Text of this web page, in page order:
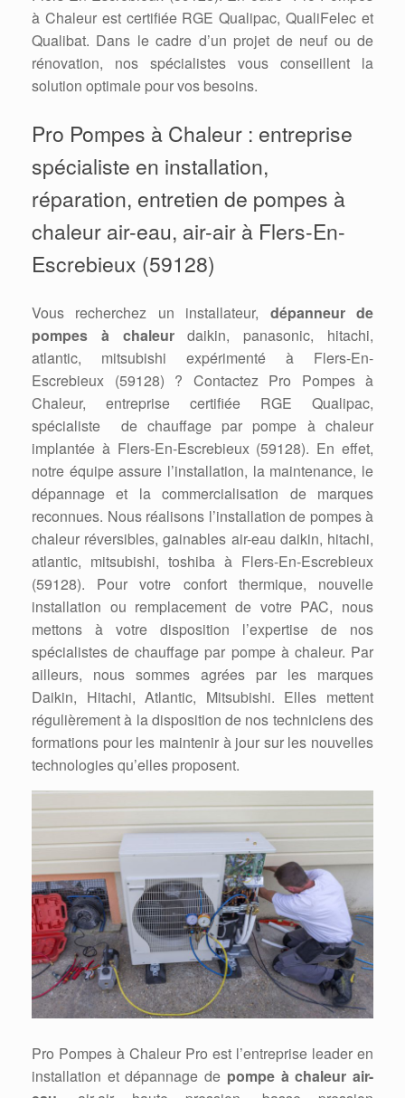
à Chaleur est certifiée RGE Qualipac, QualiFelec et
Qualibat. Dans le cadre d’un projet de neuf ou de
rénovation, nos spécialistes vous conseillent la
solution optimale pour vos besoins.
Pro Pompes à Chaleur : entreprise
spécialiste en installation,
réparation, entretien de pompes à
chaleur air-eau, air-air à Flers-En-
Escrebieux (59128)
Vous recherchez un installateur, dépanneur de
pompes à chaleurdaikin, panasonic, hitachi,
atlantic, mitsubishi expérimenté à Flers-En-
Escrebieux (59128) ? Contactez Pro Pompes à
Chaleur, entreprise certifiée RGE Qualipac,
spécialiste de chauffage par pompe à chaleur
implantée à Flers-En-Escrebieux (59128). En effet,
notre équipe assure l’installation, la maintenance, le
dépannage et la commercialisation de marques
reconnues. Nous réalisons l’installation de pompes à
chaleur réversibles, gainables air-eau daikin, hitachi,
atlantic, mitsubishi, toshiba à Flers-En-Escrebieux
(59128). Pour votre confort thermique, nouvelle
installation ou remplacement de votre PAC, nous
mettons à votre disposition l’expertise de nos
spécialistes de chauffage par pompe à chaleur. Par
ailleurs, nous sommes agrées par les marques
Daikin, Hitachi, Atlantic, Mitsubishi. Elles mettent
régulièrement à la disposition de nos techniciens des
formations pour les maintenir à jour sur les nouvelles
technologies qu’elles proposent.
Pro Pompes à Chaleur Pro est l’entreprise leader en
installation et dépannage de pompe à chaleur air-